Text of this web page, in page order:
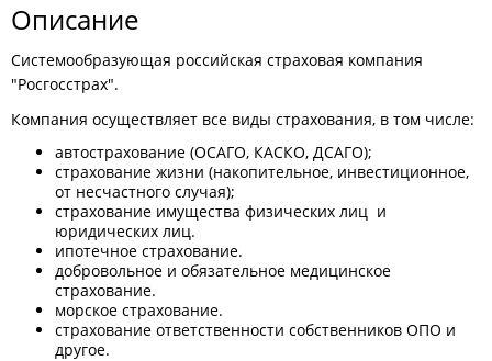
Описание
Системообразующая российская страховая компания
"Росгосстрах".
Компания осуществляет все виды страхования, в том числе:
автострахование (ОСАГО, КАСКО, ДСАГО);
страхование жизни (накопительное, инвестиционное,
от несчастного случая);
страхование имущества физических лиц и
юридических лиц.
ипотечное страхование.
добровольное и обязательное медицинское
страхование.
морское страхование.
страхование ответственности собственников ОПО и
другое.